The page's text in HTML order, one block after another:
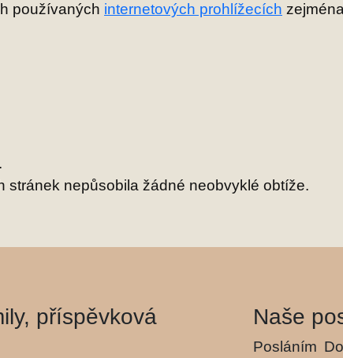
používaných internetových prohlížecích
stránek nepůsobila žádné neobvyklé obtíže.
příspěvková
Naše
Posláním